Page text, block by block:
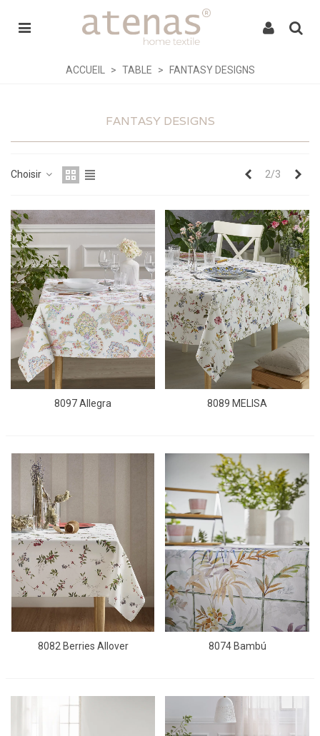
ACCUEIL > TABLE > FANTASY DESIGNS
FANTASY DESIGNS
Choisir Précédent
2/3
8097 Allegra 8089 MELISA
8082 Berries Allover 8074 Bambú